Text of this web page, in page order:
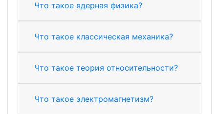
Что такое ядерная физика?
Что такое классическая механика?
Что такое теория относительности?
Что такое электромагнетизм?